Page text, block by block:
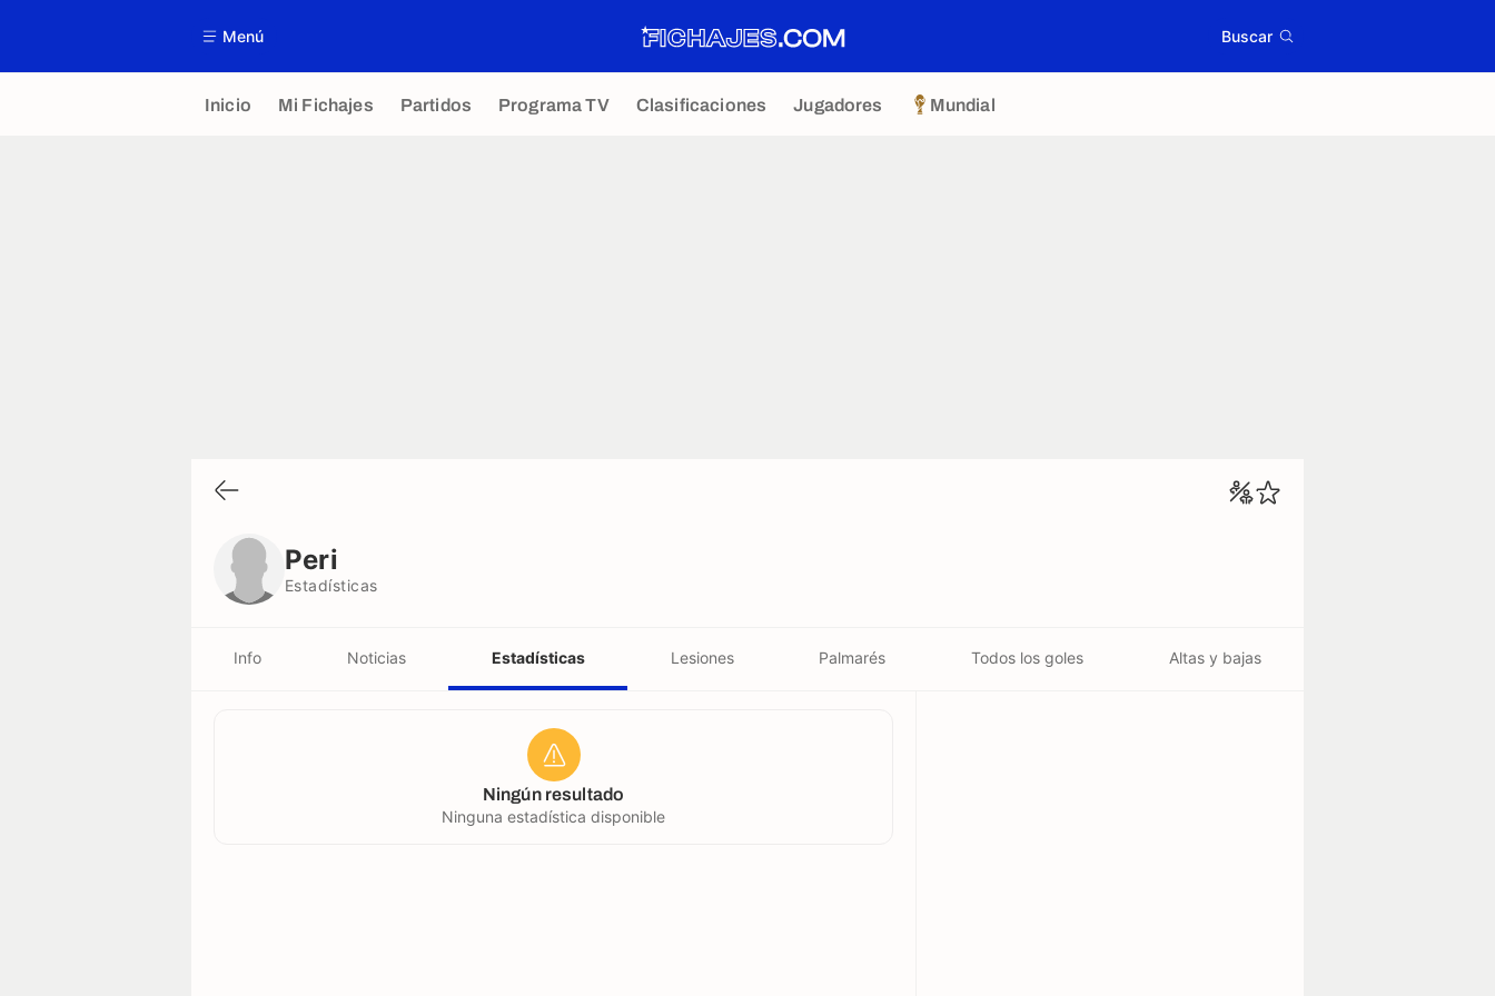
Menú Buscar
Inicio Mi Fichajes Partidos Programa TV Clasificaciones Jugadores Mundial
Peri
Estadísticas
Info Noticias Estadísticas Lesiones Palmarés Todos los goles Altas y bajas
Ningún resultado
Ninguna estadística disponible